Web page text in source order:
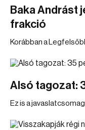
Baka Andrást
frakció
Korábban a
Alsó tagozat:
Ez is a